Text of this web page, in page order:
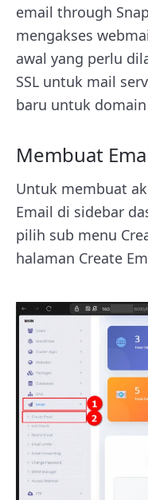
email through
mengakses
awal yang perlu
SSL untuk mail
baru untuk
Membuat
Untuk membuat
Email di sidebar
pilih sub menu
halaman Create